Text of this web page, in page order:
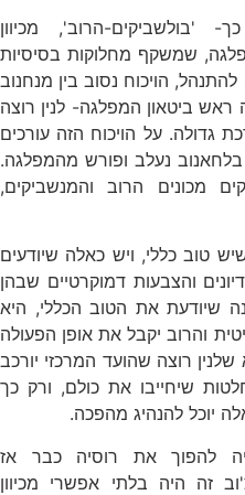
'בולשביקים-הרוב', מכיוון
המפלגה, שמשקף מחלוקות בסיסיות
הויכוח נסוב בין מנחנוב
ראש ביטאון המפלגה- לנין רוצה
גדולה. על הויכוח הזה עורכים
בלחאנוב נעלב ופורש מהמפלגה.
מכונים הרוב והמנשביקים,
טוב כללי, ויש כאלה שיודעים
והצבעות דמוקרטיים שבהן
שיודעת את הטוב הכללי, היא
והרוב יקבל את אופן הפעולה
רוצה שהועד המרכזי יורכב
שיחייבו את כולם, ורק כך
יוכל להנהיג מהפכה.
להפוך את רוסיה כבר אז
זה היה בלתי אפשרי מכיוון